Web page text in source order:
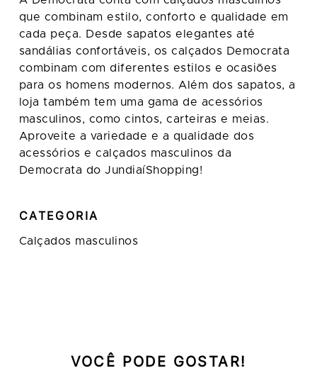
que combinam estilo, conforto e qualidade em
cada peça. Desde sapatos elegantes até
sandálias confortáveis, os calçados Democrata
combinam com diferentes estilos e ocasiões
para os homens modernos. Além dos sapatos, a
loja também tem uma gama de acessórios
masculinos, como cintos, carteiras e meias.
Aproveite a variedade e a qualidade dos
acessórios e calçados masculinos da
Democrata do JundiaíShopping!
CATEGORIA
Calçados masculinos
VOCÊ PODE GOSTAR!